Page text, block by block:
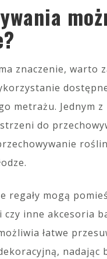
znaczenie, warto
metrażu. Jednym z
do
regały mogą
inne akcesoria
łatwe
nadając